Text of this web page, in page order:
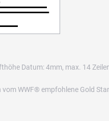
Datum: 4mm, max. 14
WWF® empfohlene Gold